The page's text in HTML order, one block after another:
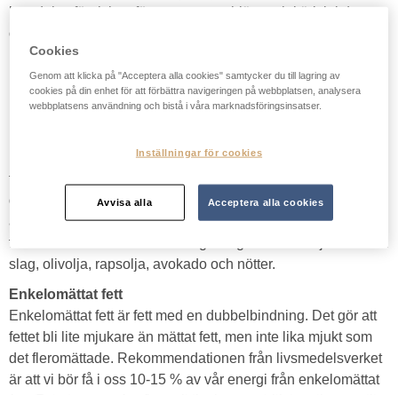
betydelse för risken för tarmcancer, hjärt- och kärlsjukdomar
och diabetes.
Energi mäts i kilokalorier (kcal) och kilojoule (kJ) och
kommer från kolhydrater, fett, protein och alkohol i maten.
Enkelomättat fett är fett med en dubbelbindning. Det gör att
fettet bli lite mjukare än mättat fett, men inte lika mjukt som
det fleromättade. Rekommendationen från livsmedelsverket
är att vi bör få i oss 10-15 % av vår energi från enkelomättat
fett. Enkelomättat fett finns rikligt i vegetabiliska oljor av olika
slag, olivolja, rapsolja, avokado och nötter.
Enkelomättat fett
Enkelomättat fett är fett med en dubbelbindning. Det gör att
fettet bli lite mjukare än mättat fett, men inte lika mjukt som
det fleromättade. Rekommendationen från livsmedelsverket
är att vi bör få i oss 10-15 % av vår energi från enkelomättat
Cookies
Genom att klicka på "Acceptera alla cookies" samtycker du till lagring av
cookies på din enhet för att förbättra navigeringen på webbplatsen, analysera
webbplatsens användning och bistå i våra marknadsföringsinsatser.
Inställningar för cookies
Avvisa alla Acceptera alla cookies